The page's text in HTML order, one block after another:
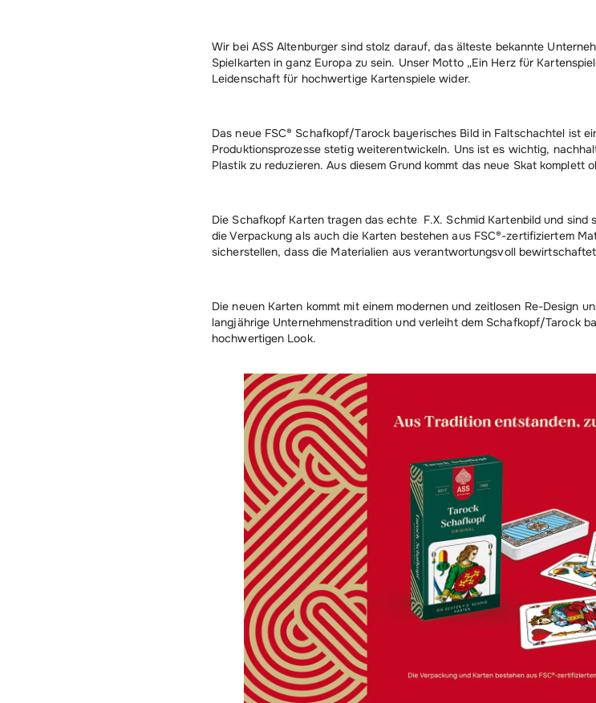
Wir bei ASS Altenburger sind stolz darauf, das älteste bekannte
Spielkarten in ganz Europa zu sein. Unser Motto „Ein Herz für
Leidenschaft für hochwertige Kartenspiele wider.
Das neue FSC® Schafkopf/Tarock bayerisches Bild in Faltschachtel ist
Produktionsprozesse stetig weiterentwickeln. Uns ist es wichtig,
Plastik zu reduzieren. Aus diesem Grund kommt das neue Skat komplett
Die Schafkopf Karten tragen das echte F.X. Schmid Kartenbild und
die Verpackung als auch die Karten bestehen aus FSC®-zertifiziertem
sicherstellen, dass die Materialien aus verantwortungsvoll
Die neuen Karten kommt mit einem modernen und zeitlosen Re-Design
langjährige Unternehmenstradition und verleiht dem Schafkopf/Tarock
hochwertigen Look.